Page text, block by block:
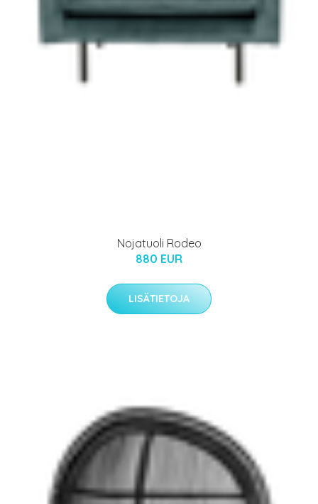
Nojatuoli Rodeo
880 EUR
LISÄTIETOJA